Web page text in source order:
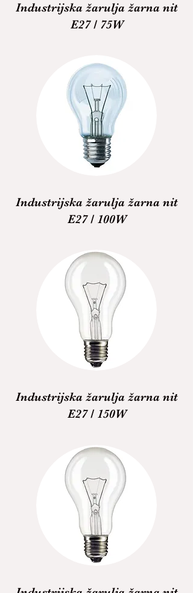
Industrijska žarulja žarna nit
E27 / 75W
Industrijska žarulja žarna nit
E27 / 100W
Industrijska žarulja žarna nit
E27 / 150W